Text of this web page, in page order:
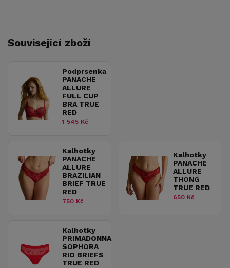
Související zboží
Podprsenka
PANACHE
ALLURE
FULL CUP
BRA TRUE
RED
1 545 Kč
Kalhotky
PANACHE
ALLURE
BRAZILIAN
BRIEF TRUE
RED
750 Kč
Kalhotky
PANACHE
ALLURE
THONG
TRUE RED
650 Kč
Kalhotky
PRIMADONNA
SOPHORA
RIO BRIEFS
TRUE RED